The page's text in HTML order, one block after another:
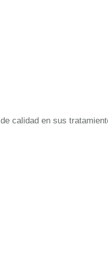
calidad en sus